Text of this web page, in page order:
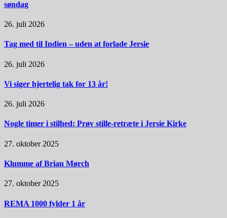
søndag
26. juli 2026
Tag med til Indien – uden at forlade Jersie
26. juli 2026
Vi siger hjertelig tak for 13 år!
26. juli 2026
Nogle timer i stilhed: Prøv stille-retræte i Jersie Kirke
27. oktober 2025
Klumme af Brian Mørch
27. oktober 2025
REMA 1000 fylder 1 år